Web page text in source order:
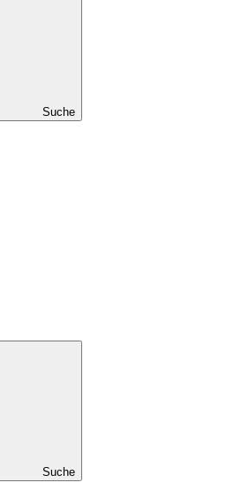
Suche
Suche